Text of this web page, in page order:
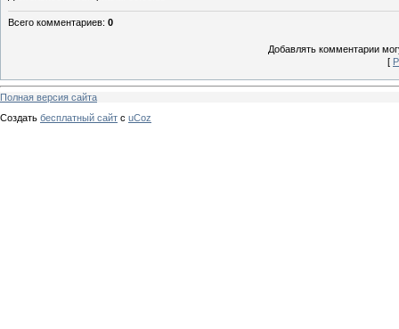
Всего комментариев: 0
Добавлять комментарии
[
Полная версия сайта
Создать бесплатный сайт с uCoz